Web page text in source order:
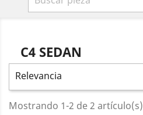
C4 SEDAN
Relevancia
Mostrando 1-2 de 2 artículo(s)